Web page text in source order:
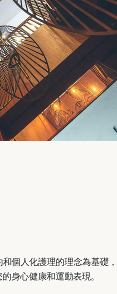
個人化護理的理念為基礎
身心健康和運動表現。